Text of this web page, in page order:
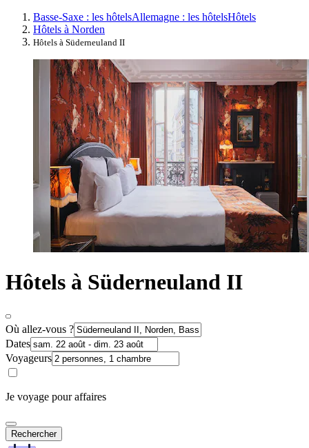
Basse-Saxe : les hôtelsAllemagne : les hôtelsHôtels
Hôtels à Norden
Hôtels à Süderneuland II
Hôtels à Süderneuland II
Où allez-vous ?
Dates
Voyageurs
Je voyage pour affaires
Rechercher